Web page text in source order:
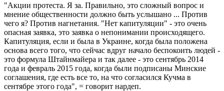
"Акции протеста. Я за. Правильно, это сложный вопрос и
мнение общественности должно быть услышано ... Против
чего я? Против нагнетания. "Нет капитуляции" - это очень
опасная заявка, это заявка о непонимании происходящего.
Капитуляция, если и была в Украине, когда была положена
основа всего того, что сейчас вдруг начало беспокоить людей -
это формула Штайнмайера и так далее - это сентябрь 2014
года и февраль 2015 года, когда были подписаны Минские
соглашения, где есть все то, на что согласился Кучма в
сентябре этого года", = говорит нардеп.